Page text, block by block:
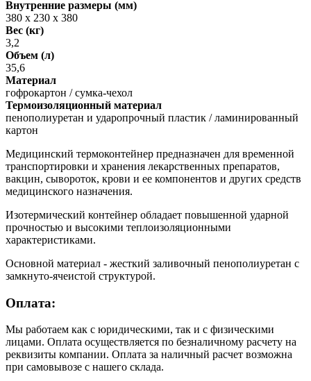
Внутренние размеры (мм)
380 х 230 х 380
Вес (кг)
3,2
Объем (л)
35,6
Материал
гофрокартон / сумка-чехол
Термоизоляционный материал
пенополиуретан и ударопрочный пластик / ламинированный
картон
Медицинский термоконтейнер предназначен для временной
транспортировки и хранения лекарственных препаратов,
вакцин, сывороток, крови и ее компонентов и других средств
медицинского назначения.
Изотермический контейнер обладает повышенной ударной
прочностью и высокими теплоизоляционными
характеристиками.
Основной материал - жесткий заливочный пенополиуретан с
замкнуто-ячеистой структурой.
Оплата:
Мы работаем как с юридическими, так и с физическими
лицами. Оплата осуществляется по безналичному расчету на
реквизиты компании. Оплата за наличный расчет возможна
при самовывозе с нашего склада.